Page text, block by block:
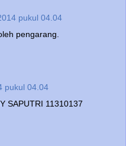
pukul 04.04
pengarang.
pukul 04.04
SAPUTRI 11310137